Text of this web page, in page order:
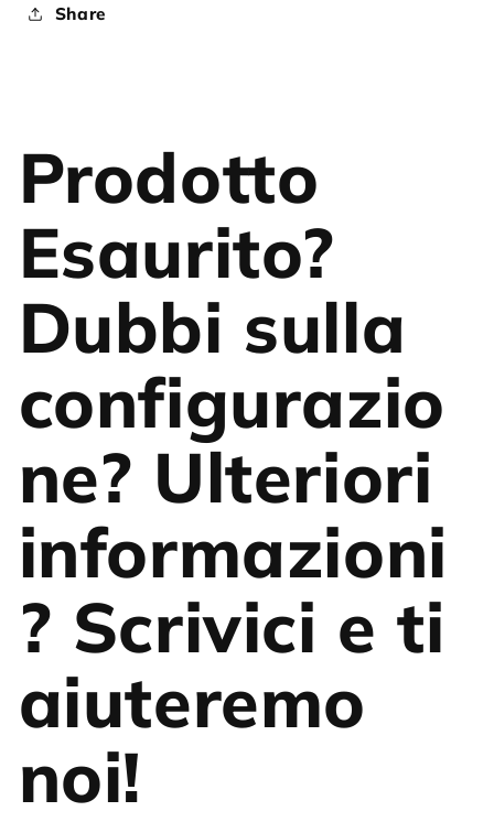
Share
Prodotto
Esaurito?
Dubbi sulla
configurazio
ne? Ulteriori
informazioni
? Scrivici e ti
aiuteremo
noi!